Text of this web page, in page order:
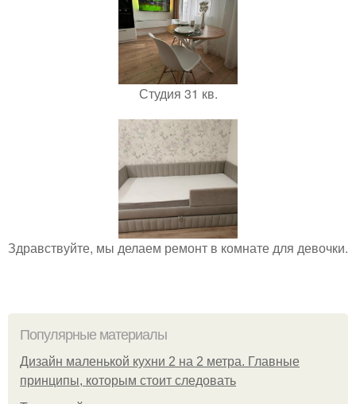
Студия 31 кв.
Здравствуйте, мы делаем ремонт в комнате для девочки.
Популярные материалы
Дизайн маленькой кухни 2 на 2 метра. Главные
принципы, которым стоит следовать